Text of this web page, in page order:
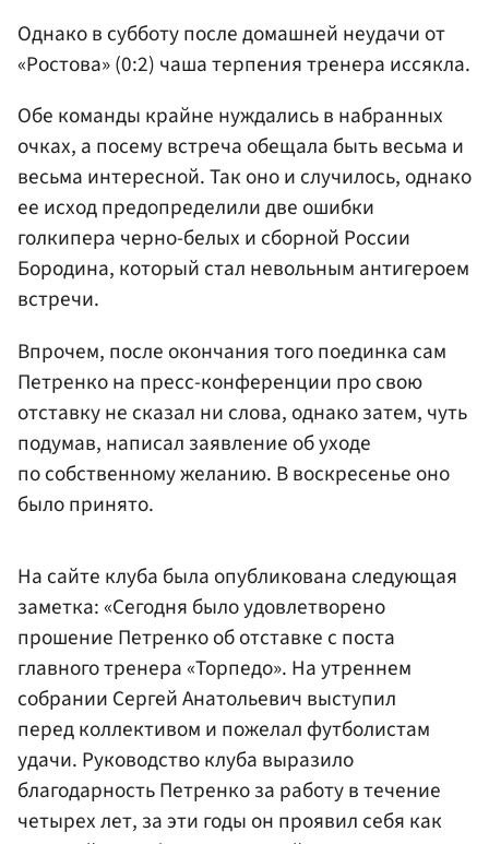
Однако в субботу после домашней неудачи от
«Ростова» (0:2) чаша терпения тренера иссякла.
Обе команды крайне нуждались в набранных
очках, а посему встреча обещала быть весьма и
весьма интересной. Так оно и случилось, однако
ее исход предопределили две ошибки
голкипера черно-белых и сборной России
Бородина, который стал невольным антигероем
встречи.
Впрочем, после окончания того поединка сам
Петренко на пресс-конференции про свою
отставку не сказал ни слова, однако затем, чуть
подумав, написал заявление об уходе
по собственному желанию. В воскресенье оно
было принято.
На сайте клуба была опубликована следующая
заметка: «Сегодня было удовлетворено
прошение Петренко об отставке с поста
главного тренера «Торпедо». На утреннем
собрании Сергей Анатольевич выступил
перед коллективом и пожелал футболистам
удачи. Руководство клуба выразило
благодарность Петренко за работу в течение
четырех лет, за эти годы он проявил себя как